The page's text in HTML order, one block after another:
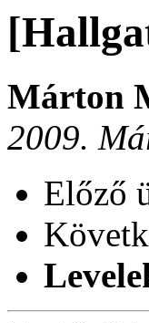
Márton
2009.
Előző